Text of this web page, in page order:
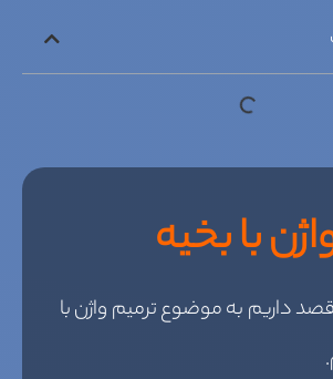
با بخیه
داریم به موضوع ترمیم واژن با